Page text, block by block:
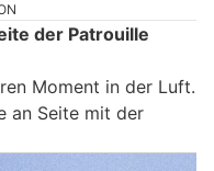
der Patrouille
Moment in der Luft.
an Seite mit der